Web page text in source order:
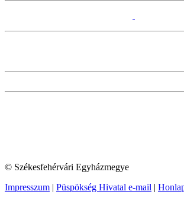
© Székesfehérvári Egyházmegye
Impresszum | Püspökség Hivatal e-mail |